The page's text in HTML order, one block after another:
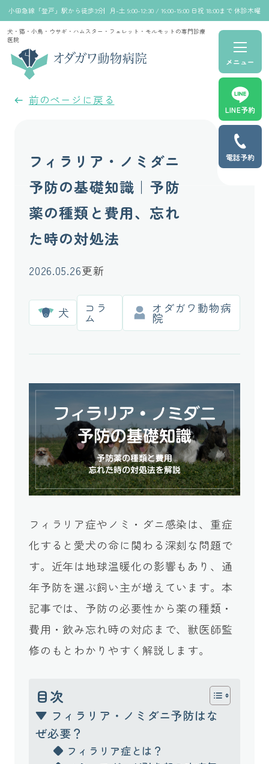
犬・猫・小鳥・ウサギ・ハムスター・フェレット・モルモットの専門診療
医院
小田急線「登戸」駅から徒歩3分 月-土 9:00-12:30 / 16:00-19:00 日祝 18:00まで 休診木曜
LINE予約
電話予約
メニュー
前のページに戻る
フィラリア・ノミダニ
予防の基礎知識｜予防
薬の種類と費用、忘れ
た時の対処法
犬 コラ
ム
オダガワ動物病
院
2026.05.26更新
フィラリア症やノミ・ダニ感染は、重症
化すると愛犬の命に関わる深刻な問題で
す。近年は地球温暖化の影響もあり、通
年予防を選ぶ飼い主が増えています。本
記事では、予防の必要性から薬の種類・
費用・飲み忘れ時の対応まで、獣医師監
修のもとわかりやすく解説します。
目次
▼ フィラリア・ノミダニ予防はな
ぜ必要？
◆ フィラリア症とは？